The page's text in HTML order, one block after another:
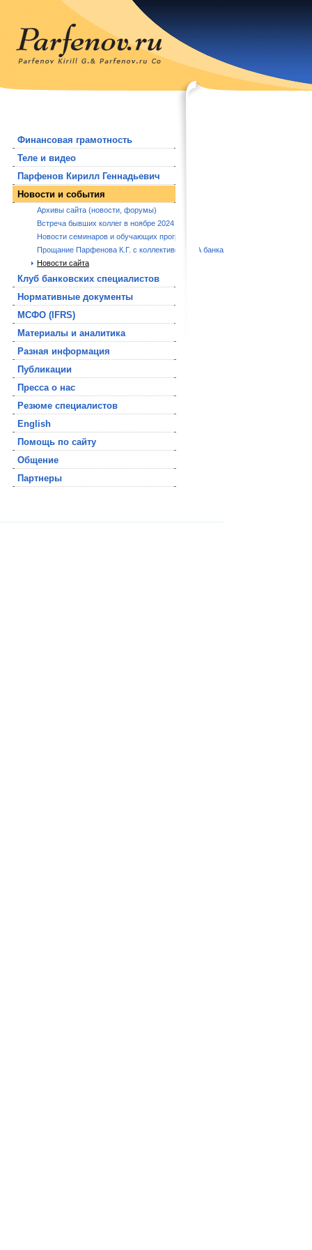
Финансовая грамотность
Теле и видео
Парфенов Кирилл Геннадьевич
Новости и события
Архивы сайта (новости, форумы)
Встреча бывших коллег в ноябре 2024 года.
Новости семинаров и обучающих программ
Прощание Парфенова К.Г. с коллективом РБА банка
Новости сайта
Клуб банковских специалистов
Нормативные документы
МСФО (IFRS)
Материалы и аналитика
Разная информация
Публикации
Пресса о нас
Резюме специалистов
English
Помощь по сайту
Общение
Партнеры